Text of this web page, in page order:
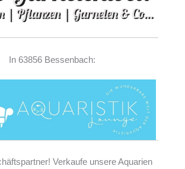
In 63856 Bessenbach:
Verkaufe unsere Aquarien